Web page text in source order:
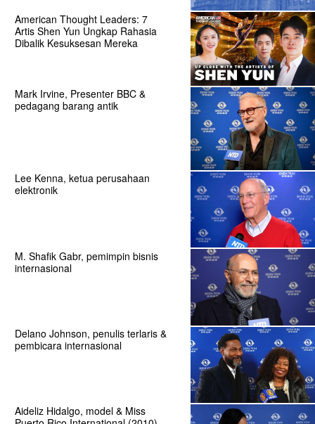
American Thought Leaders: 7
Artis Shen Yun Ungkap Rahasia
Dibalik Kesuksesan Mereka
Mark Irvine, Presenter BBC &
pedagang barang antik
Lee Kenna, ketua perusahaan
elektronik
M. Shafik Gabr, pemimpin bisnis
internasional
Delano Johnson, penulis terlaris &
pembicara internasional
Aideliz Hidalgo, model & Miss